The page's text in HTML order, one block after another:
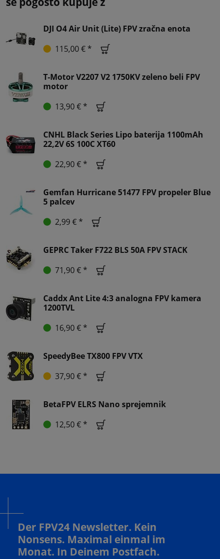
DJI O4 Air Unit (Lite) FPV zračna enota
115,00 € *
T-Motor V2207 V2 1750KV zeleno beli FPV
motor
13,90 € *
CNHL Black Series Lipo baterija 1100mAh
22,2V 6S 100C XT60
22,90 € *
Gemfan Hurricane 51477 FPV propeler Blue
5 palcev
2,99 € *
GEPRC Taker F722 BLS 50A FPV STACK
71,90 € *
Caddx Ant Lite 4:3 analogna FPV kamera
1200TVL
16,90 € *
SpeedyBee TX800 FPV VTX
37,90 € *
BetaFPV ELRS Nano sprejemnik
12,50 € *
Der FPV24 Newsletter. Kein
Nonsens. Maximal einmal im
Monat. In Deinem Postfach.